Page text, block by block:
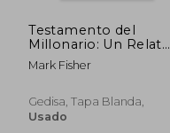
Testamento del
Millonario: Un Relato
Sobre el Arte Triunfar
y Ser Feliz
Mark Fisher
Gedisa, Tapa Blanda,
Usado